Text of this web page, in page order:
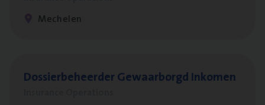
Mechelen
Dos­sier­be­heer­der Gewaar­borgd Inkomen